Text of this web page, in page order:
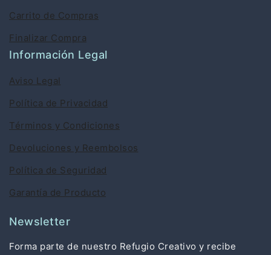
Carrito de Compras
Finalizar Compra
Información Legal
Aviso Legal
Política de Privacidad
Términos y Condiciones
Devoluciones y Reembolsos
Política de Seguridad
Garantía de Producto
Newsletter
Forma parte de nuestro Refugio Creativo y recibe